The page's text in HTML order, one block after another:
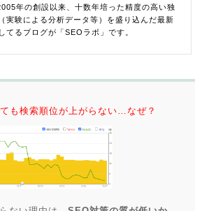
年の創設以来、十数年培った精度の高い独
実験による分析データ等）を盛り込んだ最新
てるブログが「SEOラボ」です。
も検索順位が上がらない…なぜ？